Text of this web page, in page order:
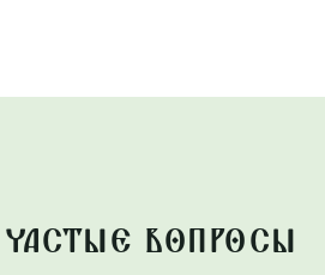
ВОПРОСЫ